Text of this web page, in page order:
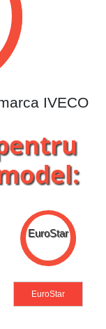
IVECO
EuroTech
EuroTech